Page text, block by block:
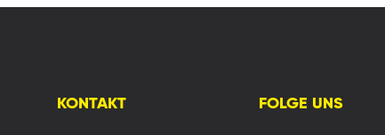
KONTAKT FOLGE UNS